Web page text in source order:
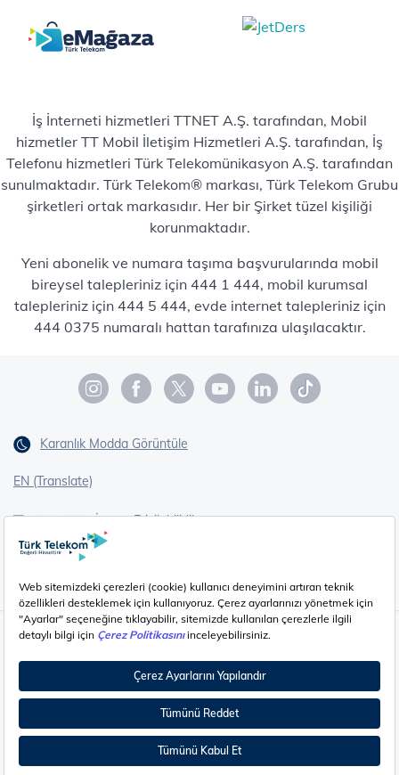
İş İnterneti hizmetleri TTNET A.Ş. tarafından, Mobil
hizmetler TT Mobil İletişim Hizmetleri A.Ş. tarafından, İş
Telefonu hizmetleri Türk Telekomünikasyon A.Ş. tarafından
sunulmaktadır. Türk Telekom® markası, Türk Telekom Grubu
şirketleri ortak markasıdır. Her bir Şirket tüzel kişiliği
korunmaktadır.
Yeni abonelik ve numara taşıma başvurularında mobil
bireysel talepleriniz için 444 1 444, mobil kurumsal
talepleriniz için 444 5 444, evde internet talepleriniz için
444 0375 numaralı hattan tarafınıza ulaşılacaktır.
Karanlık Modda Görüntüle
EN (Translate)
Erişilebilirlik
Çerez Ayarları